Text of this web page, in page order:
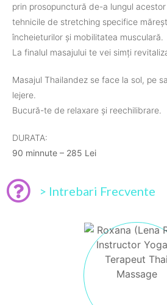
prin prosopunctură de-a lungul
tehnicile de stretching specifice
încheieturilor și mobilitatea musculară.
La finalul masajului te vei simți
Masajul Thailandez se face la sol, pe
lejere.
Bucură-te de relaxare și reechilibrare.
DURATA:
90 minnute – 285 Lei
> Intrebari Frecvente